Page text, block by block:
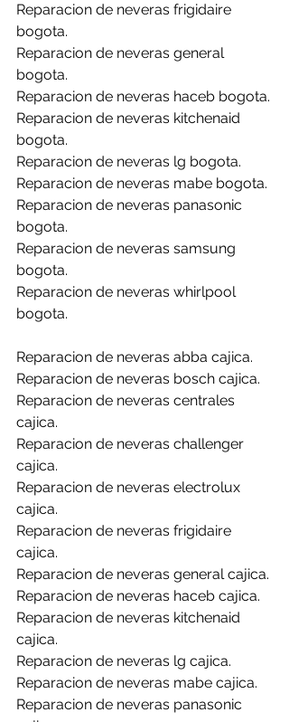
Reparacion de neveras frigidaire
bogota.
Reparacion de neveras general
bogota.
Reparacion de neveras haceb bogota.
Reparacion de neveras kitchenaid
bogota.
Reparacion de neveras lg bogota.
Reparacion de neveras mabe bogota.
Reparacion de neveras panasonic
bogota.
Reparacion de neveras samsung
bogota.
Reparacion de neveras whirlpool
bogota.
Reparacion de neveras abba cajica.
Reparacion de neveras bosch cajica.
Reparacion de neveras centrales
cajica.
Reparacion de neveras challenger
cajica.
Reparacion de neveras electrolux
cajica.
Reparacion de neveras frigidaire
cajica.
Reparacion de neveras general cajica.
Reparacion de neveras haceb cajica.
Reparacion de neveras kitchenaid
cajica.
Reparacion de neveras lg cajica.
Reparacion de neveras mabe cajica.
Reparacion de neveras panasonic